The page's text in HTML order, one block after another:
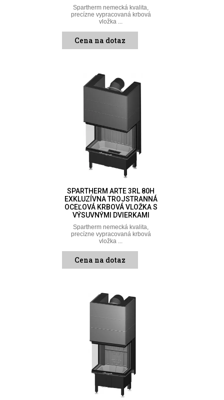
Spartherm nemecká kvalita,
precízne vypracovaná krbová
vložka ...
Cena na dotaz
SPARTHERM ARTE 3RL 80H
EXKLUZÍVNA TROJSTRANNÁ
OCEĽOVÁ KRBOVÁ VLOŽKA S
VÝSUVNÝMI DVIERKAMI
Spartherm nemecká kvalita,
precízne vypracovaná krbová
vložka ...
Cena na dotaz